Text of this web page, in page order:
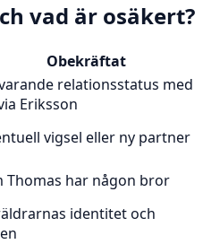
vad är osäkert?
Obekräftat
relationsstatus med
Eriksson
vigsel eller ny partner
Thomas har någon bror
identitet och